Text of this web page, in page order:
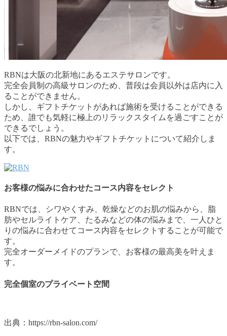
RBNは大阪の北新地にあるエステサロンです。
完全会員制の高級サロンのため、普段は会員以外は店内に入
ることができません。
しかし、ギフトチケットがあれば施術を受けることができる
ため、誰でも気軽に極上のリラックスタイムを過ごすことが
できるでしょう。
以下では、RBNの魅力やギフトチケットについて紹介しま
す。
お客様の悩みに合わせたコース内容をセレクト
RBNでは、シワやくすみ、乾燥などのお肌の悩みから、脂
肪やセルライトケア、たるみなどの体の悩みまで、一人ひと
りの悩みに合わせてコース内容をセレクトすることが可能で
す。
完全オーダーメイドのプランで、お客様の最高美を叶えま
す。
完全個室のプライベート空間
出典：https://rbn-salon.com/